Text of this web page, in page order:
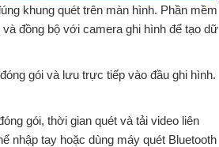
khung quét trên màn hình. Phần mềm
đồng bộ với camera ghi hình để tạo dữ
gói và lưu trực tiếp vào đầu ghi hình.
gói, thời gian quét và tải video liên
nhập tay hoặc dùng máy quét Bluetooth